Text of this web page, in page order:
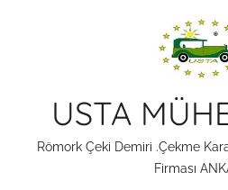
USTA
Römork Çeki Demiri .Çekme
Firması